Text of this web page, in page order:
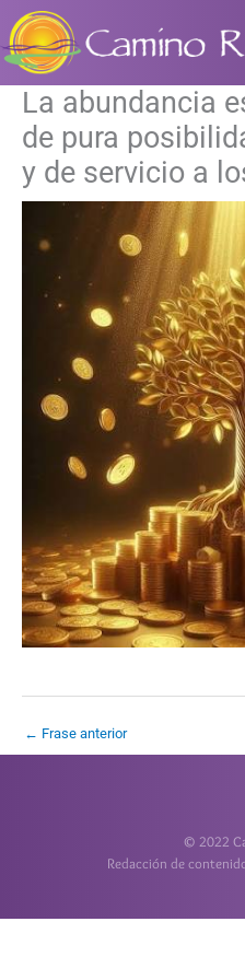
al
contenido
La abundancia
de pura
y de servicio a
← Frase anterior
© 2022
Redacción de